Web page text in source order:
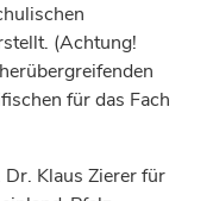
(Achtung!
für das Fach
Klaus Zierer für